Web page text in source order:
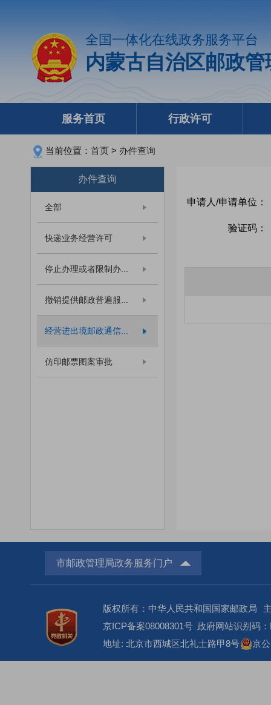
全国一体化在线政务服务平台
内蒙古自治区邮政
服务首页 行政许可
当前位置： 首页 > 办件查询
办件查询
全部
快递业务经营许可
停止办理或者限制办...
撤销提供邮政普遍服...
经营进出境邮政通信...
仿印邮票图案审批
申请人/申请单位：
验证码：
市邮政管理局政务服务门户
版权所有：中华人民共和国国家邮政局
京ICP备案08008301号 政府网站识别码
地址: 北京市西城区北礼士路甲8号
京